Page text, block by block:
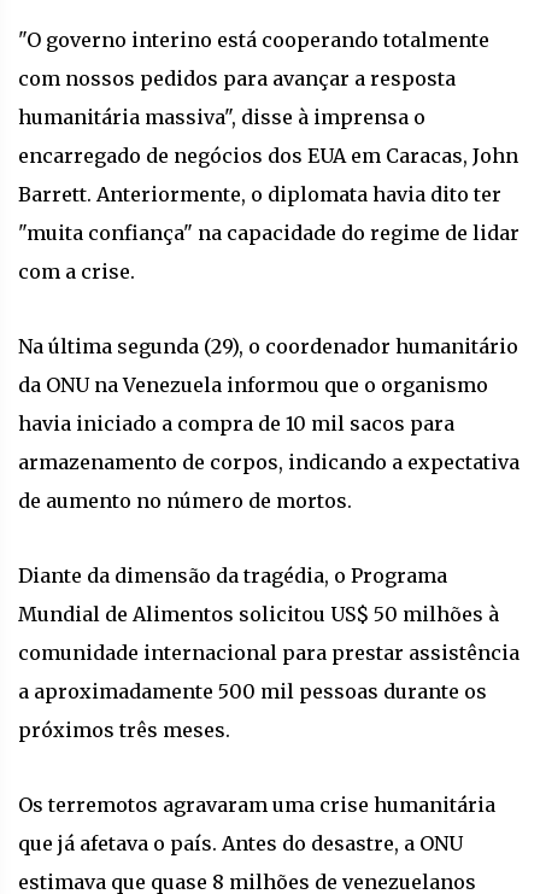
"O governo interino está cooperando totalmente
com nossos pedidos para avançar a resposta
humanitária massiva", disse à imprensa o
encarregado de negócios dos EUA em Caracas, John
Barrett. Anteriormente, o diplomata havia dito ter
"muita confiança" na capacidade do regime de lidar
com a crise.
Na última segunda (29), o coordenador humanitário
da ONU na Venezuela informou que o organismo
havia iniciado a compra de 10 mil sacos para
armazenamento de corpos, indicando a expectativa
de aumento no número de mortos.
Diante da dimensão da tragédia, o Programa
Mundial de Alimentos solicitou US$ 50 milhões à
comunidade internacional para prestar assistência
a aproximadamente 500 mil pessoas durante os
próximos três meses.
Os terremotos agravaram uma crise humanitária
que já afetava o país. Antes do desastre, a ONU
estimava que quase 8 milhões de venezuelanos